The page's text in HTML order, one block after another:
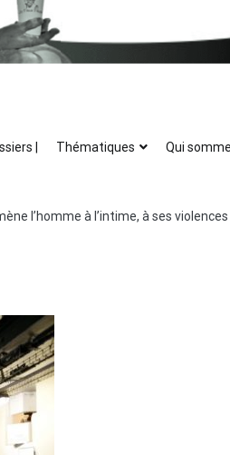
| Thématiques Qui
l’homme à l’intime, à ses